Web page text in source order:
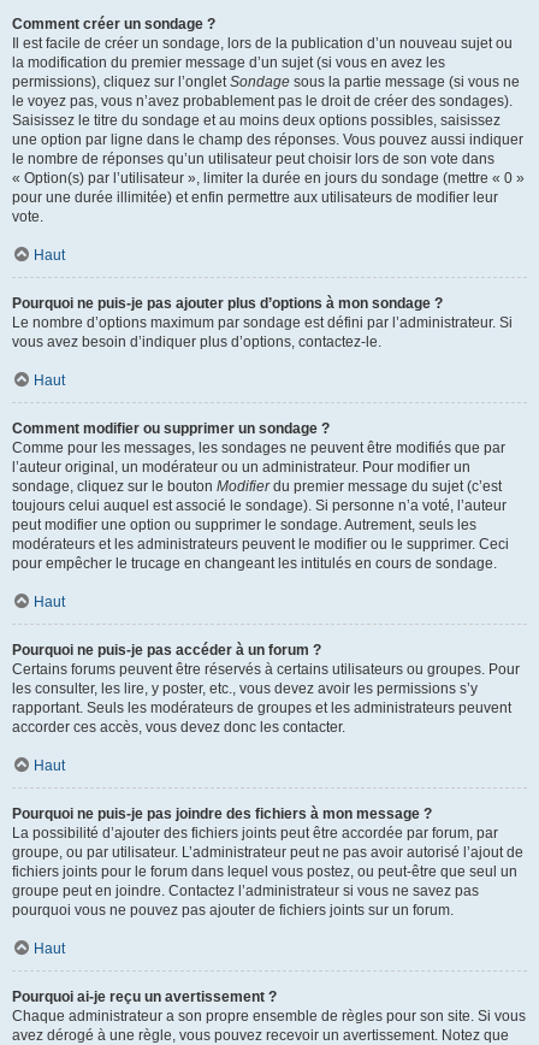
Comment créer un sondage ?
Il est facile de créer un sondage, lors de la publication d’un nouveau sujet ou
la modification du premier message d’un sujet (si vous en avez les
permissions), cliquez sur l’ongletSondage sous la partie message (si vous ne
le voyez pas, vous n’avez probablement pas le droit de créer des sondages).
Saisissez le titre du sondage et au moins deux options possibles, saisissez
une option par ligne dans le champ des réponses. Vous pouvez aussi indiquer
le nombre de réponses qu’un utilisateur peut choisir lors de son vote dans
« Option(s) par l’utilisateur », limiter la durée en jours du sondage (mettre « 0 »
pour une durée illimitée) et enfin permettre aux utilisateurs de modifier leur
vote.
Haut
Pourquoi ne puis-je pas ajouter plus d’options à mon sondage ?
Le nombre d’options maximum par sondage est défini par l’administrateur. Si
vous avez besoin d’indiquer plus d’options, contactez-le.
Haut
Comment modifier ou supprimer un sondage ?
Comme pour les messages, les sondages ne peuvent être modifiés que par
l’auteur original, un modérateur ou un administrateur. Pour modifier un
sondage, cliquez sur le bouton Modifierdu premier message du sujet (c’est
toujours celui auquel est associé le sondage). Si personne n’a voté, l’auteur
peut modifier une option ou supprimer le sondage. Autrement, seuls les
modérateurs et les administrateurs peuvent le modifier ou le supprimer. Ceci
pour empêcher le trucage en changeant les intitulés en cours de sondage.
Haut
Pourquoi ne puis-je pas accéder à un forum ?
Certains forums peuvent être réservés à certains utilisateurs ou groupes. Pour
les consulter, les lire, y poster, etc., vous devez avoir les permissions s’y
rapportant. Seuls les modérateurs de groupes et les administrateurs peuvent
accorder ces accès, vous devez donc les contacter.
Haut
Pourquoi ne puis-je pas joindre des fichiers à mon message ?
La possibilité d’ajouter des fichiers joints peut être accordée par forum, par
groupe, ou par utilisateur. L’administrateur peut ne pas avoir autorisé l’ajout de
fichiers joints pour le forum dans lequel vous postez, ou peut-être que seul un
groupe peut en joindre. Contactez l’administrateur si vous ne savez pas
pourquoi vous ne pouvez pas ajouter de fichiers joints sur un forum.
Haut
Pourquoi ai-je reçu un avertissement ?
Chaque administrateur a son propre ensemble de règles pour son site. Si vous
avez dérogé à une règle, vous pouvez recevoir un avertissement. Notez que